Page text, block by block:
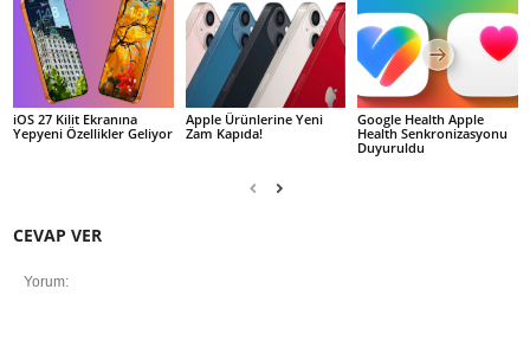
iOS 27 Kilit Ekranına
Yepyeni Özellikler Geliyor
Apple Ürünlerine Yeni
Zam Kapıda!
Google Health Apple
Health Senkronizasyonu
Duyuruldu
CEVAP VER